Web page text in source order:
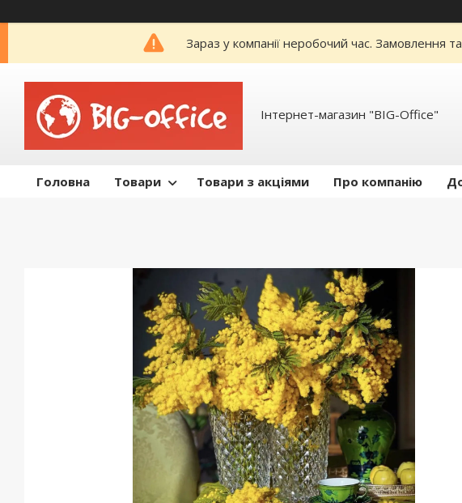
Зараз у компанії неробочий час. Замовлення
Інтернет-магазин "BIG-Office"
Головна Товари Товари з акціями Про компанію